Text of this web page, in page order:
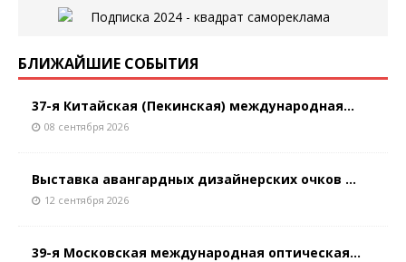
БЛИЖАЙШИЕ СОБЫТИЯ
37-я Китайская (Пекинская) международная...
08 сентября 2026
Выставка авангардных дизайнерских очков ...
12 сентября 2026
39-я Московская международная оптическая...